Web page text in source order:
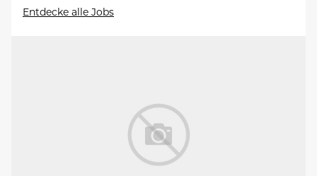
Entdecke alle Jobs